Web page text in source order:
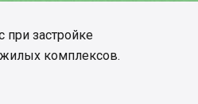
при застройке
комплексов.